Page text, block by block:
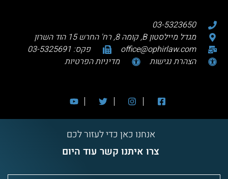
03-5323650
מגדל מיילסטון B, קומה 8, רח' החרש 15 הוד השרון
office@ophirlaw.com
פקס: 03-5325691
הצהרת נגישות
מדיניות הפרטיות
אנחנו כאן כדי לעזור לכם
צרו איתנו קשר עוד היום